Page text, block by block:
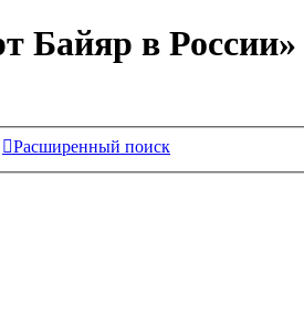
Байяр в России»
Расширенный поиск